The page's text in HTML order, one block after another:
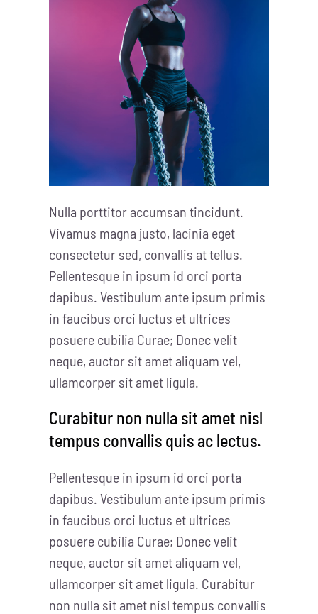
Nulla porttitor accumsan tincidunt.
Vivamus magna justo, lacinia eget
consectetur sed, convallis at tellus.
Pellentesque in ipsum id orci porta
dapibus. Vestibulum ante ipsum primis
in faucibus orci luctus et ultrices
posuere cubilia Curae; Donec velit
neque, auctor sit amet aliquam vel,
ullamcorper sit amet ligula.
Curabitur non nulla sit amet nisl
tempus convallis quis ac lectus.
Pellentesque in ipsum id orci porta
dapibus. Vestibulum ante ipsum primis
in faucibus orci luctus et ultrices
posuere cubilia Curae; Donec velit
neque, auctor sit amet aliquam vel,
ullamcorper sit amet ligula. Curabitur
non nulla sit amet nisl tempus convallis